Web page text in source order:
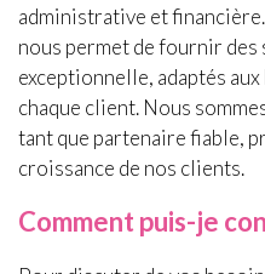
administrative et
nous permet de fournir des
exceptionnelle, adaptés
chaque client. Nous
tant que partenaire fiable,
croissance de nos clients.
Comment puis-je